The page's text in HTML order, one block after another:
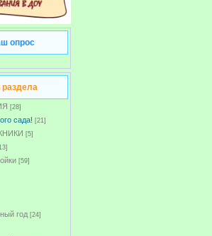
опрос
раздела
[28]
сада! [21]
[5]
[59]
год [24]